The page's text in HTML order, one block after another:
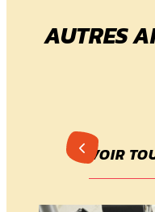
AUTRES
VOIR